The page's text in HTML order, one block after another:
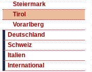
Steiermark
Tirol
Vorarlberg
Deutschland
Schweiz
Italien
International